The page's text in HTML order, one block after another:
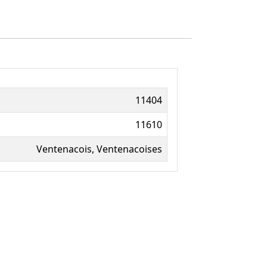
11404
11610
Ventenacois, Ventenacoises